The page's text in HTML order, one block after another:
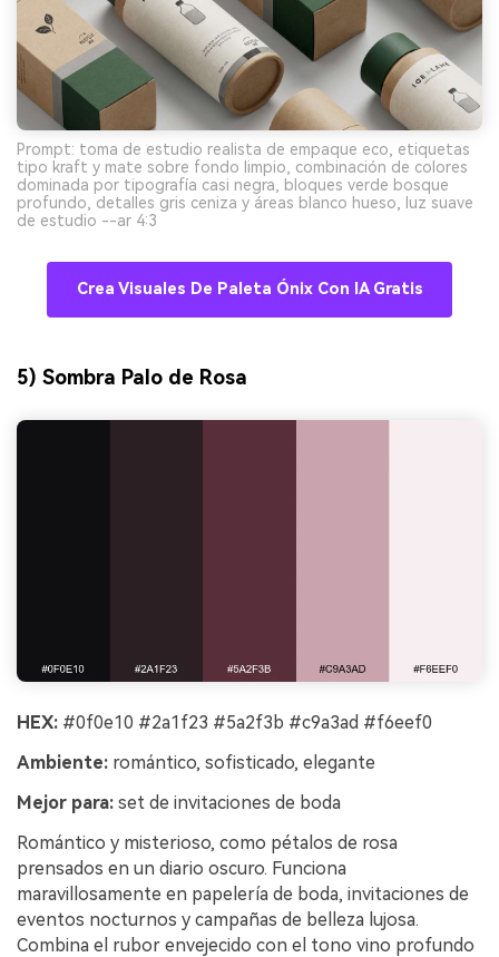
Prompt: toma de estudio realista de empaque eco, etiquetas
tipo kraft y mate sobre fondo limpio, combinación de colores
dominada por tipografía casi negra, bloques verde bosque
profundo, detalles gris ceniza y áreas blanco hueso, luz suave
de estudio --ar 4:3
Crea Visuales De Paleta Ónix Con IA Gratis
5) Sombra Palo de Rosa
HEX: #0f0e10 #2a1f23 #5a2f3b #c9a3ad #f6eef0
Ambiente: romántico, sofisticado, elegante
Mejor para: set de invitaciones de boda
Romántico y misterioso, como pétalos de rosa
prensados en un diario oscuro. Funciona
maravillosamente en papelería de boda, invitaciones de
eventos nocturnos y campañas de belleza lujosa.
Combina el rubor envejecido con el tono vino profundo